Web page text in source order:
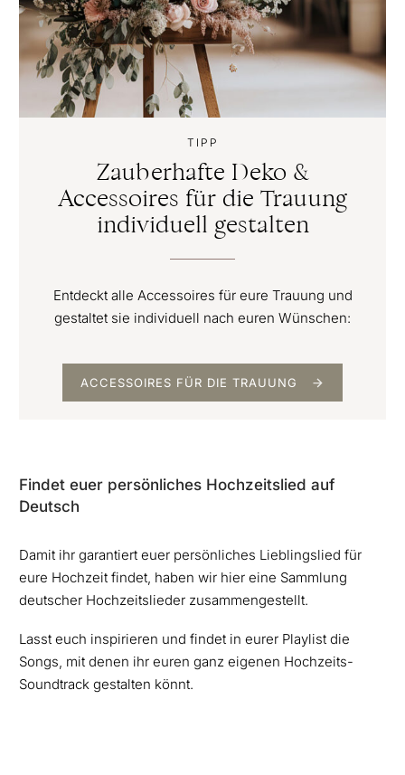
TIPP
Zauberhafte Deko &
Accessoires für die Trauung
individuell gestalten
Entdeckt alle Accessoires für eure Trauung und
gestaltet sie individuell nach euren Wünschen:
ACCESSOIRES FÜR DIE TRAUUNG
Findet euer persönliches Hochzeitslied auf
Deutsch
Damit ihr garantiert euer persönliches Lieblingslied für
eure Hochzeit findet, haben wir hier eine Sammlung
deutscher Hochzeitslieder zusammengestellt.
Lasst euch inspirieren und findet in eurer Playlist die
Songs, mit denen ihr euren ganz eigenen Hochzeits-
Soundtrack gestalten könnt.